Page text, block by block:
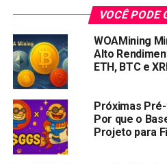
incluem a moeda da empresa
altcoins: Chainlink (LINK) e
Vamos determinar se $FXG,
para obter mais ganhos que o
Investidores Migram em
FXGuys em Busca de
O número de entusiastas de
VOCÊ PODE
WOAMining
Alto
ETH, BTC e
Próximas
Por que o
Projeto para